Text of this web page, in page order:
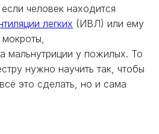
человек находится
легких (ИВЛ) или ему
мальнутриции у пожилых. То
нужно научить так, чтобы
это сделать, но и сама